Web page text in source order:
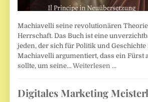
Machiavelli seine revolutionären
Herrschaft. Das Buch ist eine
jeden, der sich für Politik und
Machiavelli argumentiert, dass ein Fürst
sollte, um seine…Weiterlesen …
Digitales Marketing